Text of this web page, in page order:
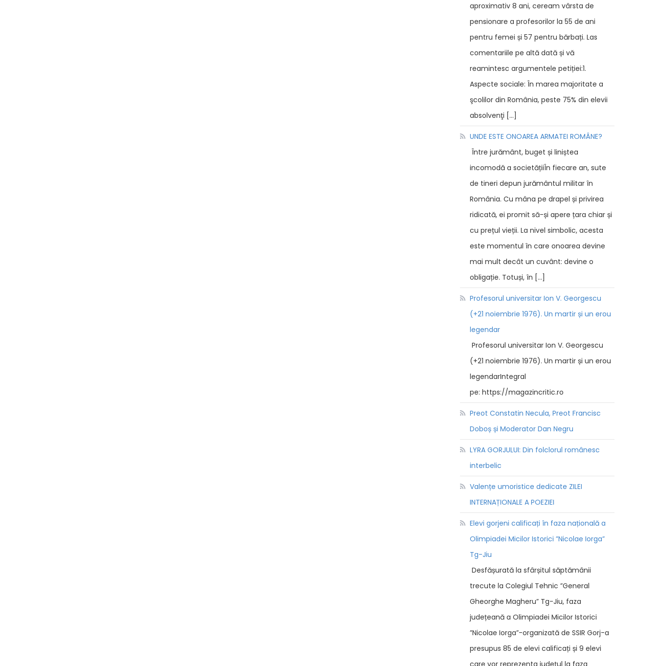
aproximativ 8 ani, ceream vârsta de
pensionare a profesorilor la 55 de ani
pentru femei și 57 pentru bărbați. Las
comentariile pe altă dată și vă
reamintesc argumentele petiției:1.
Aspecte sociale: În marea majoritate a
şcolilor din România, peste 75% din elevii
absolvenţi […]
UNDE ESTE ONOAREA ARMATEI ROMÂNE?
Între jurământ, buget și liniștea
incomodă a societățiiÎn fiecare an, sute
de tineri depun jurământul militar în
România. Cu mâna pe drapel și privirea
ridicată, ei promit să-și apere țara chiar și
cu prețul vieții. La nivel simbolic, acesta
este momentul în care onoarea devine
mai mult decât un cuvânt: devine o
obligație. Totuși, în […]
Profesorul universitar Ion V. Georgescu
(+21 noiembrie 1976). Un martir și un erou
legendar
Profesorul universitar Ion V. Georgescu
(+21 noiembrie 1976). Un martir și un erou
legendarIntegral
pe: https://magazincritic.ro
Preot Constatin Necula, Preot Francisc
Doboș și Moderator Dan Negru
LYRA GORJULUI: Din folclorul românesc
interbelic
Valențe umoristice dedicate ZILEI
INTERNAȚIONALE A POEZIEI
Elevi gorjeni calificați în faza națională a
Olimpiadei Micilor Istorici ”Nicolae Iorga”
Tg-Jiu
Desfășurată la sfârșitul săptămânii
trecute la Colegiul Tehnic ”General
Gheorghe Magheru” Tg-Jiu, faza
județeană a Olimpiadei Micilor Istorici
”Nicolae Iorga”-organizată de SSIR Gorj-a
presupus 85 de elevi calificați și 9 elevi
care vor reprezenta județul la faza